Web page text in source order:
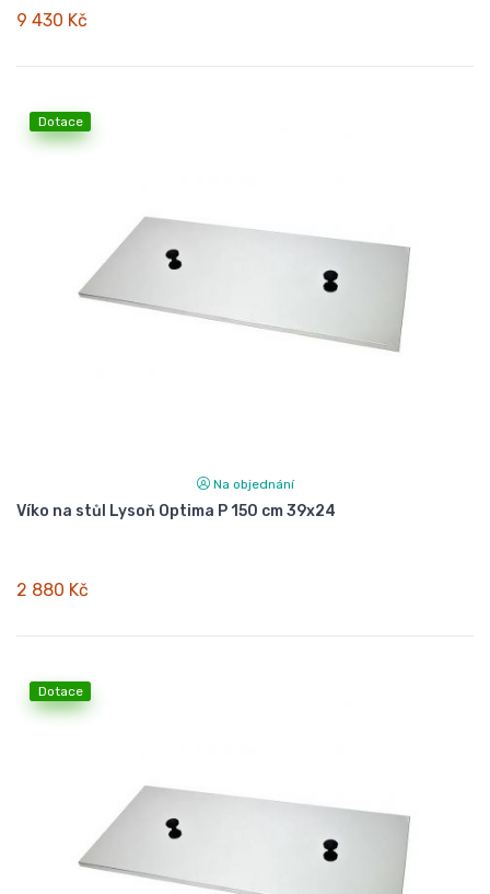
9 430 Kč
Dotace
Na objednání
Víko na stůl Lysoň Optima P 150 cm 39x24
2 880 Kč
Dotace